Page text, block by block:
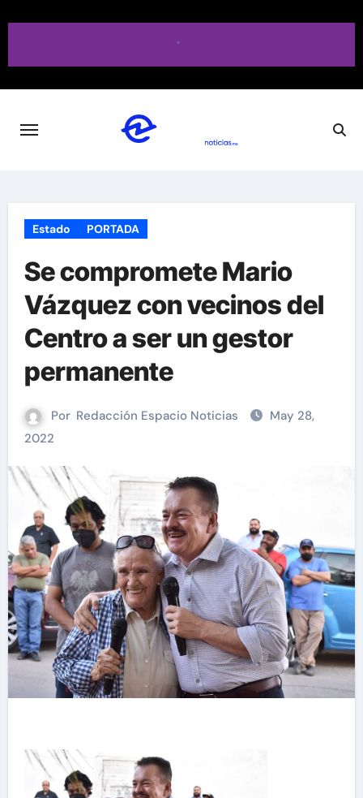
Estado PORTADA
Se compromete Mario
Vázquez con vecinos del
Centro a ser un gestor
permanente
Por Redacción Espacio Noticias
May 28,
2022